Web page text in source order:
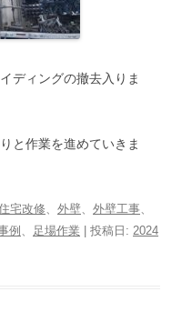
ディングの撤去入りま
と作業を進めていきま
宅改修、 外壁、 外壁工事、
例 、 足場作業 | 投稿日: 2024